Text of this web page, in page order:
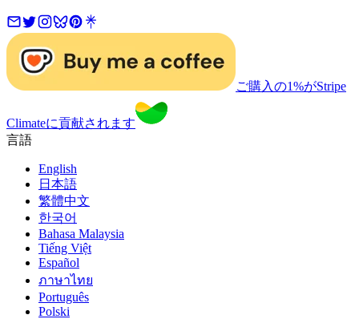
ご購入の1%がStripe
Climateに貢献されます
言語
English
日本語
繁體中文
한국어
Bahasa Malaysia
Tiếng Việt
Español
ภาษาไทย
Português
Polski